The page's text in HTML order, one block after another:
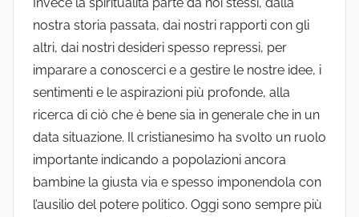
nostra storia passata, dai nostri rapporti con gli
altri, dai nostri desideri spesso repressi, per
imparare a conoscerci e a gestire le nostre idee, i
sentimenti e le aspirazioni più profonde, alla
ricerca di ciò che è bene sia in generale che in un
data situazione. Il cristianesimo ha svolto un ruolo
importante indicando a popolazioni ancora
bambine la giusta via e spesso imponendola con
l’ausilio del potere politico. Oggi sono sempre più